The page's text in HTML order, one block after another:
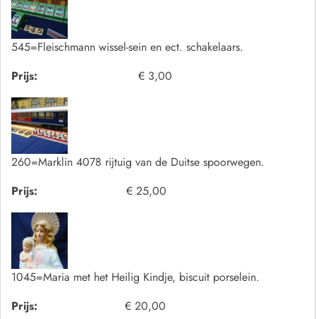
545=Fleischmann wissel-sein en ect. schakelaars.
Prijs:
€ 3,00
260=Marklin 4078 rijtuig van de Duitse spoorwegen.
Prijs:
€ 25,00
1045=Maria met het Heilig Kindje, biscuit porselein.
Prijs:
€ 20,00